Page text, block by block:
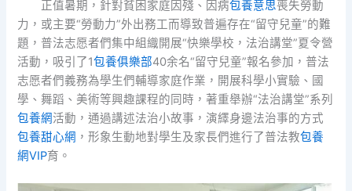
正值暑期，針對貧困家庭因殘、因病包養意思喪失勞動
力，或主要“勞動力”外出務工而導致普遍存在“留守兒童”的難
題，普法志愿者們集中組織開展“快樂學校，法治講堂”夏令營
活動，吸引了1包養俱樂部40余名“留守兒童”報名參加，普法
志愿者們義務為學生們輔導家庭作業，開展科學小實驗、國
學、舞蹈、美術等興趣課程的同時，著重舉辦“法治講堂”系列
包養網活動，通過講述法治小故事，演繹身邊法治事的方式
包養甜心網 ，形象生動地對學生及家長們進行了普法教包養
網VIP育。